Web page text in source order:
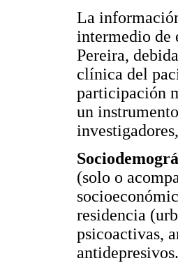
La
intermedio de
Pereira,
clínica del
participación
un
(solo o
residencia
psicoactivas,
antidepresivos.